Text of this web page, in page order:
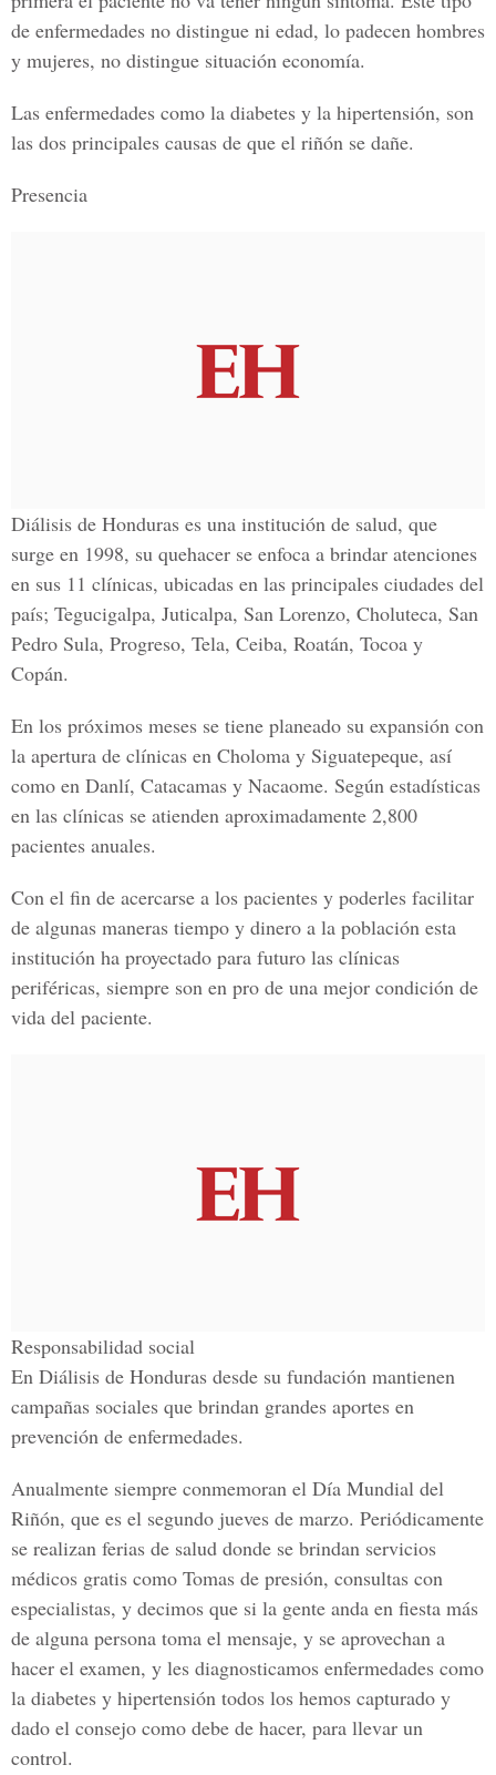
de enfermedades no distingue ni edad, lo padecen hombres
y mujeres, no distingue situación economía.
Las enfermedades como la diabetes y la hipertensión, son
las dos principales causas de que el riñón se dañe.
Presencia
Diálisis de Honduras es una institución de salud, que
surge en 1998, su quehacer se enfoca a brindar atenciones
en sus 11 clínicas, ubicadas en las principales ciudades del
país; Tegucigalpa, Juticalpa, San Lorenzo, Choluteca, San
Pedro Sula, Progreso, Tela, Ceiba, Roatán, Tocoa y
Copán.
En los próximos meses se tiene planeado su expansión con
la apertura de clínicas en Choloma y Siguatepeque, así
como en Danlí, Catacamas y Nacaome. Según estadísticas
en las clínicas se atienden aproximadamente 2,800
pacientes anuales.
Con el fin de acercarse a los pacientes y poderles facilitar
de algunas maneras tiempo y dinero a la población esta
institución ha proyectado para futuro las clínicas
periféricas, siempre son en pro de una mejor condición de
vida del paciente.
Responsabilidad social
En Diálisis de Honduras desde su fundación mantienen
campañas sociales que brindan grandes aportes en
prevención de enfermedades.
Anualmente siempre conmemoran el Día Mundial del
Riñón, que es el segundo jueves de marzo. Periódicamente
se realizan ferias de salud donde se brindan servicios
médicos gratis como Tomas de presión, consultas con
especialistas, y decimos que si la gente anda en fiesta más
de alguna persona toma el mensaje, y se aprovechan a
hacer el examen, y les diagnosticamos enfermedades como
la diabetes y hipertensión todos los hemos capturado y
dado el consejo como debe de hacer, para llevar un
control.